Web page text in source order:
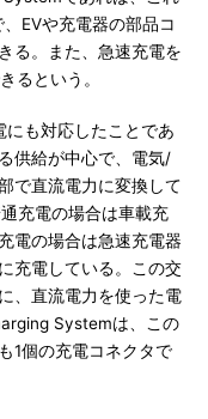
EVや充電器の部品コ
る。また、急速充電を
るという。
も対応したことであ
供給が中心で、電気/
で直流電力に変換して
充電の場合は車載充
電の場合は急速充電器
充電している。この交
、直流電力を使った電
Systemは、この
1個の充電コネクタで